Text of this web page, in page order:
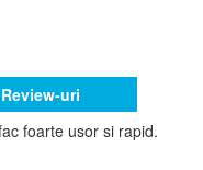
foarte usor si rapid.
Review-uri